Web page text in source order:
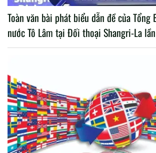
Toàn văn bài phát biểu dẫn đề của
nước Tô Lâm tại Đối thoại Shangri-La